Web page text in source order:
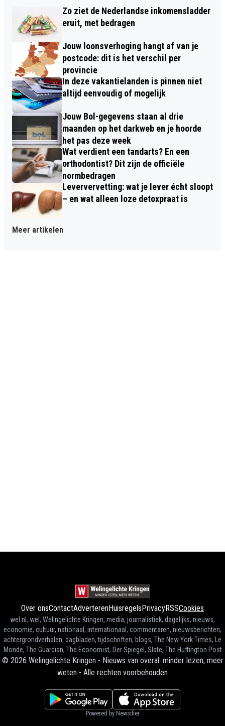
Zo ziet de Nederlandse inkomensladder
eruit, met bedragen
Jouw loonsverhoging hangt af van je
postcode: dit is het verschil per
provincie
In deze vakantielanden is pinnen niet
altijd eenvoudig of mogelijk
Jouw Bol-gegevens staan al drie
maanden op het darkweb en je hoorde
het pas deze week
Wat verdient een tandarts? En een
orthodontist? Dit zijn de officiële
normbedragen
Leververvetting: wat je lever écht sloopt
– en wat alleen loze detoxpraat is
Meer artikelen
Over onsContactAdverterenHuisregelsPrivacyRSSCookies
wel.nl, wel, Welingelichte Kringen, media, journalistiek, dagelijks, nieuws,
economie, cultuur, nationaal, internationaal, commentaren, nieuwsberichten,
achtergrondverhalen, dagbladen, tijdschriften, blogs, The New York Times, Le
Monde, The Guardian, The Economist, Der Spiegel, Slate, The Huffington Post
© 2026 Welingelichte Kringen - Nieuws van overal: minder lezen, meer
weten - Alle rechten voorbehouden
Powered by Newsifier